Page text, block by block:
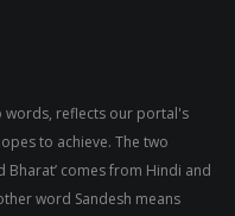
words, reflects our portal's
to achieve. The two
Bharat’ comes from Hindi and
word Sandesh means